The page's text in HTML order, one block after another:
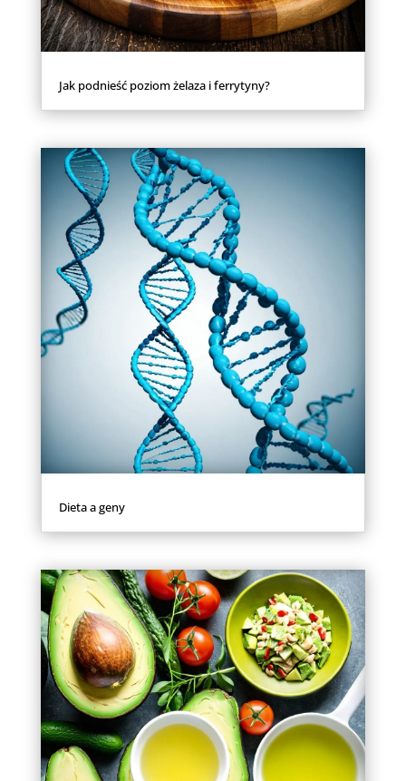
Jak podnieść poziom żelaza i ferrytyny?
Dieta a geny